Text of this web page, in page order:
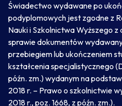
Świadectwo wydawane po
podyplomowych jest zgodne z
Nauki i Szkolnictwa Wyższego z
sprawie dokumentów
przebiegiem lub ukończeniem
kształcenia specjalistycznego
późn. zm.) wydanym na
2018 r. – Prawo o szkolnictwie
2018 r., poz. 1668, z późn. zm.).